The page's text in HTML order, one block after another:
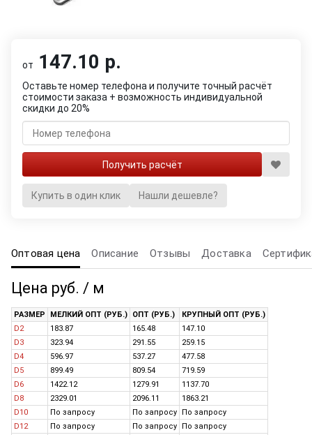
от 147.10 р.
Оставьте номер телефона и получите точный расчёт
стоимости заказа + возможность индивидуальной
скидки до 20%
Купить в один клик Нашли дешевле?
Оптовая цена Описание Отзывы Доставка
Цена руб. / м
РАЗМЕР МЕЛКИЙ ОПТ (РУБ.) ОПТ (РУБ.)
КРУПНЫЙ ОПТ (РУБ.)
D2
183.87 165.48
147.10
D3
323.94 291.55
259.15
D4
596.97 537.27
477.58
D5
899.49 809.54
719.59
D6
1422.12 1279.91
1137.70
D8
2329.01 2096.11
1863.21
D10
По запросу По запросу
По запросу
D12
По запросу По запросу
По запросу